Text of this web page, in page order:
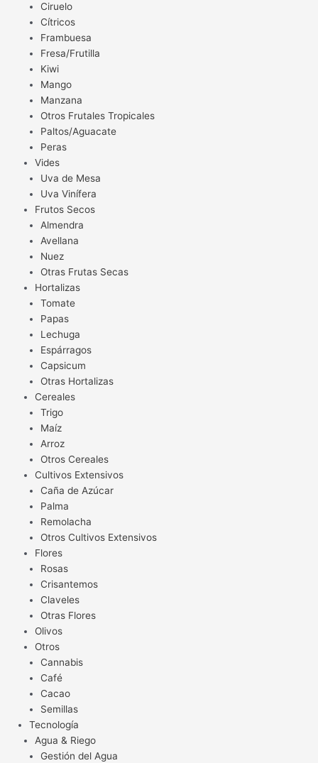
Ciruelo
Cítricos
Frambuesa
Fresa/Frutilla
Kiwi
Mango
Manzana
Otros Frutales Tropicales
Paltos/Aguacate
Peras
Vides
Uva de Mesa
Uva Vinífera
Frutos Secos
Almendra
Avellana
Nuez
Otras Frutas Secas
Hortalizas
Tomate
Papas
Lechuga
Espárragos
Capsicum
Otras Hortalizas
Cereales
Trigo
Maíz
Arroz
Otros Cereales
Cultivos Extensivos
Caña de Azúcar
Palma
Remolacha
Otros Cultivos Extensivos
Flores
Rosas
Crisantemos
Claveles
Otras Flores
Olivos
Otros
Cannabis
Café
Cacao
Semillas
Tecnología
Agua & Riego
Gestión del Agua